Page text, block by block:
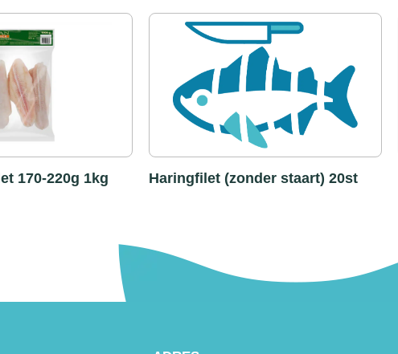
170-220g 1kg Haringfilet (zonder staart) 20st